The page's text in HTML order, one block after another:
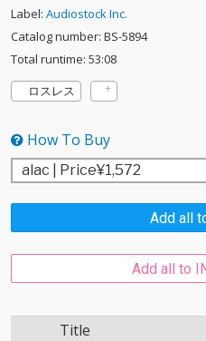
Label: Audiostock Inc.
Catalog number: BS-5894
Total runtime: 53:08
ロスレス
How To Buy
Add all
Add all to
Title